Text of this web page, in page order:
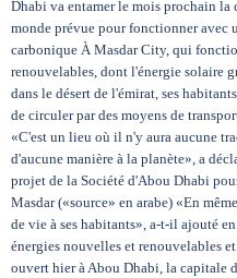
Contact
Dhabi va entamer le mois prochain la
monde prévue pour fonctionner avec
carbonique À Masdar City, qui
renouvelables, dont l'énergie solaire
dans le désert de l'émirat, ses
de circuler par des moyens de
«C'est un lieu où il n'y aura aucune
d'aucune manière à la planète», a
projet de la Société d'Abou Dhabi
Masdar («source» en arabe) «En
de vie à ses habitants», a-t-il ajouté
énergies nouvelles et renouvelables
ouvert hier à Abou Dhabi, la capitale